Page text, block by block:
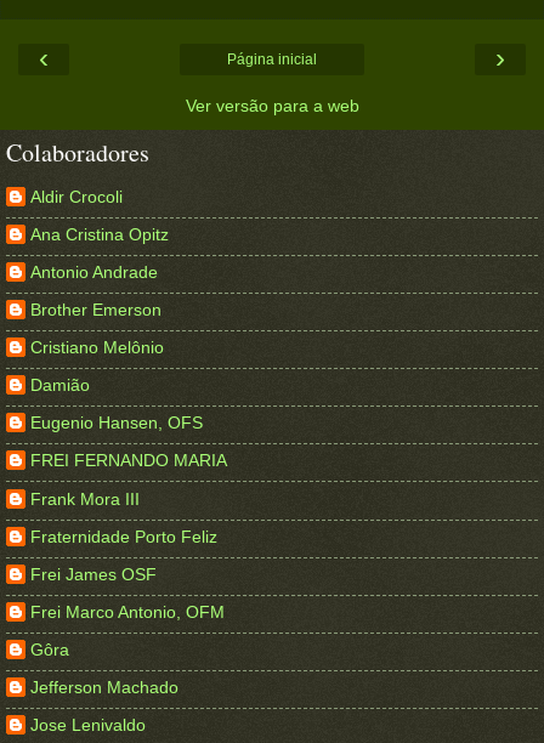
‹ ›
Página inicial
Ver versão para a web
Colaboradores
Aldir Crocoli
Ana Cristina Opitz
Antonio Andrade
Brother Emerson
Cristiano Melônio
Damião
Eugenio Hansen, OFS
FREI FERNANDO MARIA
Frank Mora III
Fraternidade Porto Feliz
Frei James OSF
Frei Marco Antonio, OFM
Gôra
Jefferson Machado
Jose Lenivaldo